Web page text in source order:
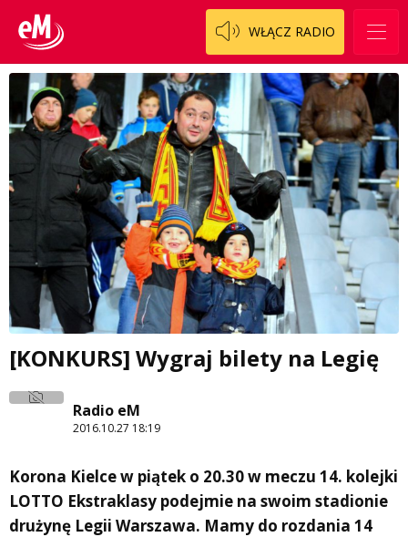
WŁĄCZ RADIO
[KONKURS] Wygraj bilety na Legię
Radio eM
2016.10.27 18:19
Korona Kielce w piątek o 20.30 w meczu 14. kolejki
LOTTO Ekstraklasy podejmie na swoim stadionie
drużynę Legii Warszawa. Mamy do rozdania 14